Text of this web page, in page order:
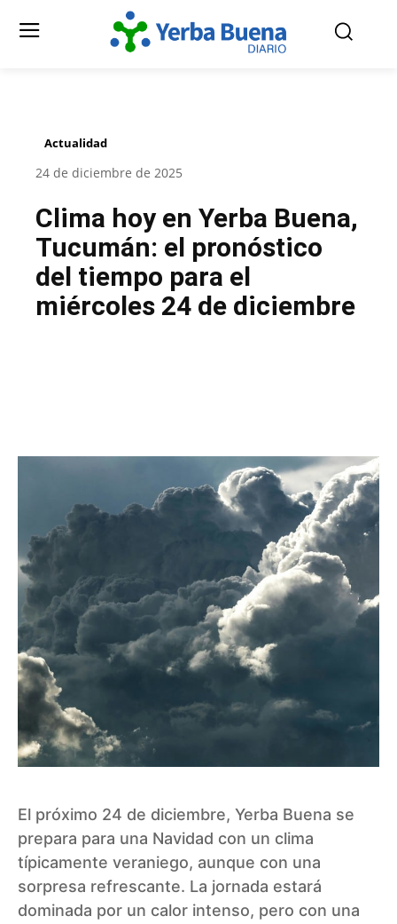
Actualidad
24 de diciembre de 2025
Clima hoy en Yerba Buena,
Tucumán: el pronóstico
del tiempo para el
miércoles 24 de diciembre
El próximo 24 de diciembre, Yerba Buena se
prepara para una Navidad con un clima
típicamente veraniego, aunque con una
sorpresa refrescante. La jornada estará
dominada por un calor intenso, pero con una